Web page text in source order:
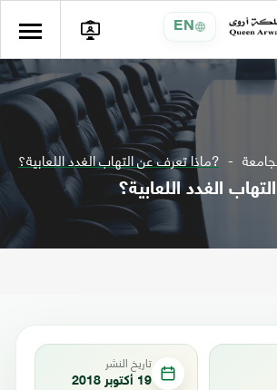
EN
?ماذا تعرف عن التهاب الغدد اللعابية؟
الغدد اللعابية؟
تاريخ النشر
19 أكتوبر 2018